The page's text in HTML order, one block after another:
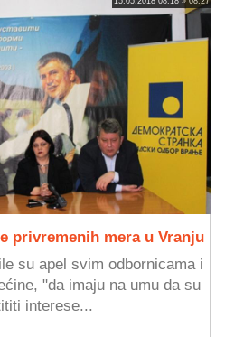
privremenih mera u Vranju
su apel svim odbornicama i
"da imaju na umu da su
interese...